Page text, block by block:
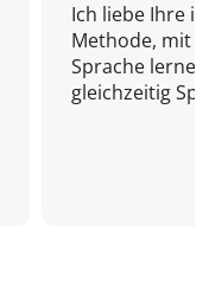
Ich liebe Ihre
Methode, mit
Sprache
gleichzeitig